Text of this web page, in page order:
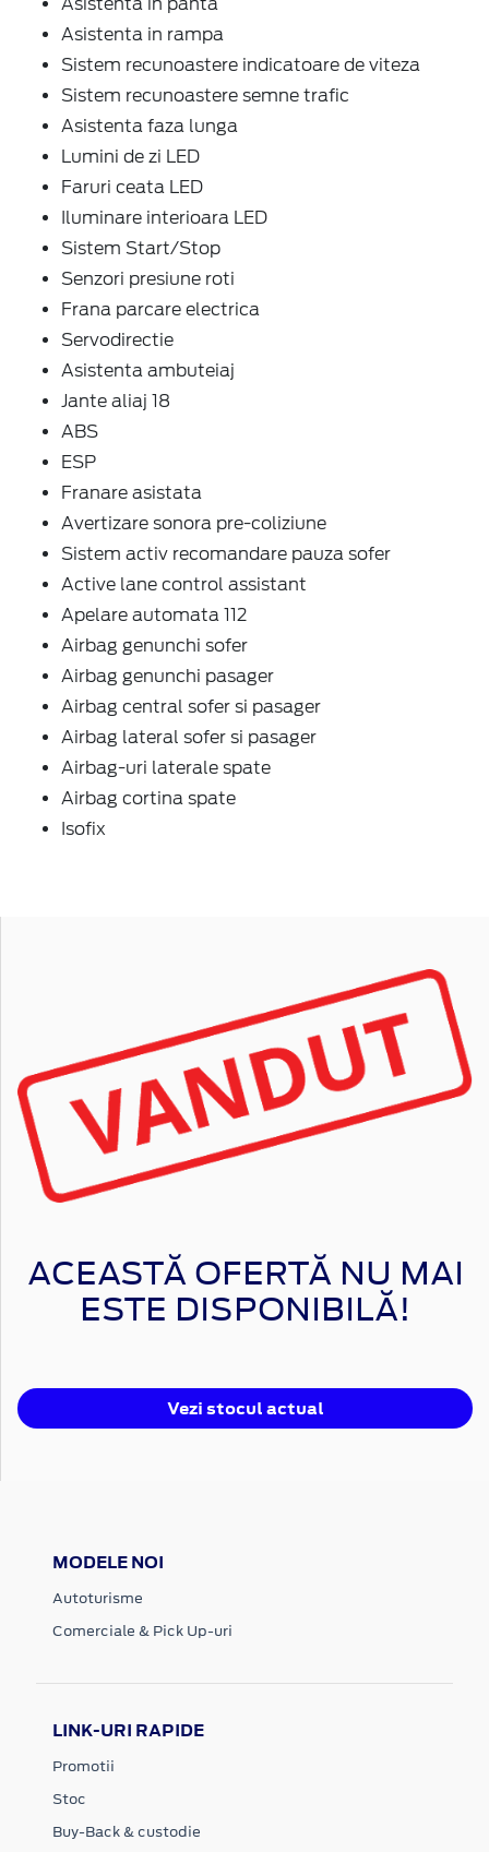
Asistenta in rampa
Sistem recunoastere indicatoare de viteza
Sistem recunoastere semne trafic
Asistenta faza lunga
Lumini de zi LED
Faruri ceata LED
Iluminare interioara LED
Sistem Start/Stop
Senzori presiune roti
Frana parcare electrica
Servodirectie
Asistenta ambuteiaj
Jante aliaj 18
ABS
ESP
Franare asistata
Avertizare sonora pre-coliziune
Sistem activ recomandare pauza sofer
Active lane control assistant
Apelare automata 112
Airbag genunchi sofer
Airbag genunchi pasager
Airbag central sofer si pasager
Airbag lateral sofer si pasager
Airbag-uri laterale spate
Airbag cortina spate
Isofix
ACEASTĂ OFERTĂ NU MAI
ESTE DISPONIBILĂ!
Vezi stocul actual
MODELE NOI
Autoturisme
Comerciale & Pick Up-uri
LINK-URI RAPIDE
Promotii
Stoc
Buy-Back & custodie